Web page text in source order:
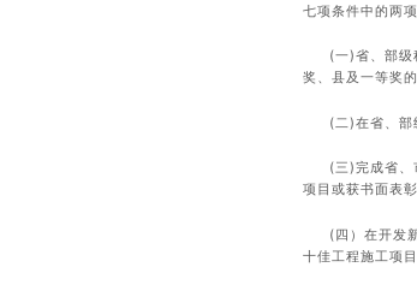
七项条件中的两
(一)省、部级
奖、县及一等奖
(二)在省、部
(三)完成省、
项目或获书面表
(四）在开发
十佳工程施工项